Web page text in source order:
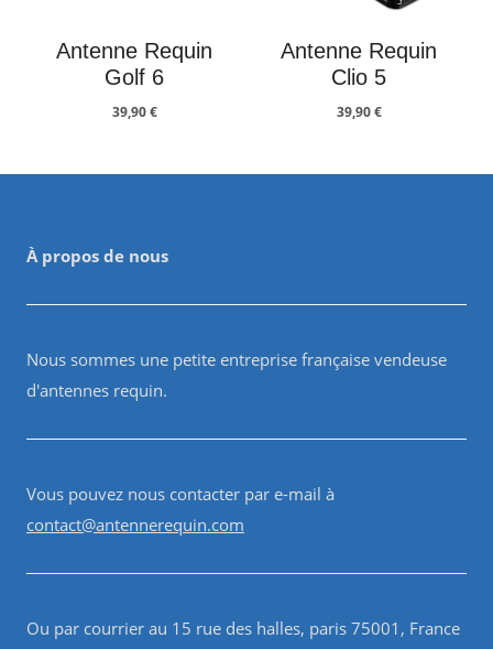
Antenne Requin
Golf 6
39,90 €
Antenne Requin
Clio 5
39,90 €
À propos de nous
Nous sommes une petite entreprise française vendeuse
d'antennes requin.
Vous pouvez nous contacter par e-mail à
contact@antennerequin.com
Ou par courrier au 15 rue des halles, paris 75001, France